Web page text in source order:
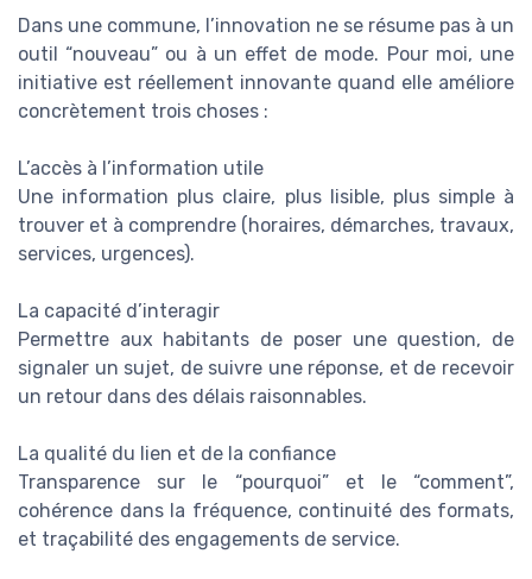
Dans une commune, l’innovation ne se résume pas à un
outil “nouveau” ou à un effet de mode. Pour moi, une
initiative est réellement innovante quand elle améliore
concrètement trois choses :
L’accès à l’information utile
Une information plus claire, plus lisible, plus simple à
trouver et à comprendre (horaires, démarches, travaux,
services, urgences).
La capacité d’interagir
Permettre aux habitants de poser une question, de
signaler un sujet, de suivre une réponse, et de recevoir
un retour dans des délais raisonnables.
La qualité du lien et de la confiance
Transparence sur le “pourquoi” et le “comment”,
cohérence dans la fréquence, continuité des formats,
et traçabilité des engagements de service.